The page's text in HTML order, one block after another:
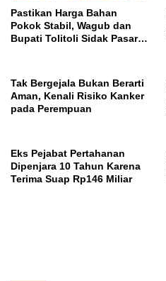
Pastikan Harga Bahan
Pokok Stabil, Wagub dan
Bupati Tolitoli Sidak Pasar
Tak Bergejala Bukan Berarti
Aman, Kenali Risiko Kanker
pada Perempuan
Eks Pejabat Pertahanan
Dipenjara 10 Tahun Karena
Terima Suap Rp146 Miliar